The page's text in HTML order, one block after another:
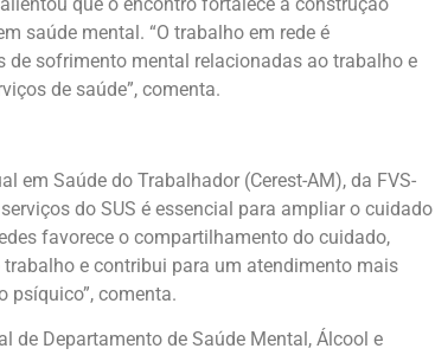
saúde mental. “O trabalho em rede é
sofrimento mental relacionadas ao trabalho e
de saúde”, comenta.
em Saúde do Trabalhador (Cerest-AM), da FVS-
do SUS é essencial para ampliar o cuidado
favorece o compartilhamento do cuidado,
e contribui para um atendimento mais
psíquico”, comenta.
de Departamento de Saúde Mental, Álcool e